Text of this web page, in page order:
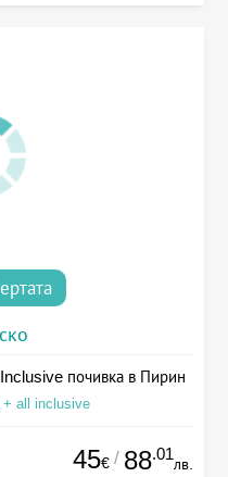
почивка в Пирин
+ all inclusive
45€ / 88.01
лв.